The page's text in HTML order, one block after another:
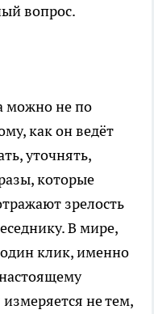
вопрос.
можно не по
как он ведёт
уточнять,
которые
зрелость
В мире,
клик, именно
не тем,